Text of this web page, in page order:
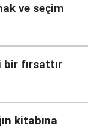
ve seçim
fırsattır
kitabına